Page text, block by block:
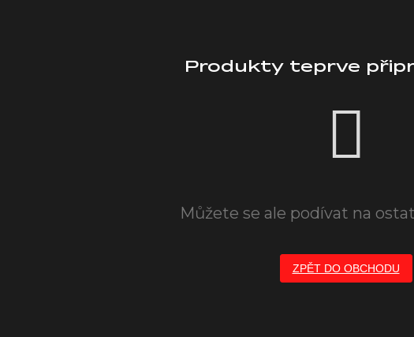
Produkty teprve
Můžete se ale podívat na
ZPĚT DO OBCHODU